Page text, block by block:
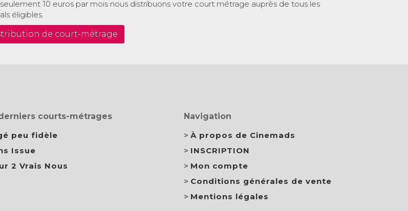
10 euros par mois nous distribuons votre court métrage auprès de tous les
éligibles.
de court-métrage
courts-métrages
peu fidèle
Issue
2 Vrais Nous
Navigation
À propos de Cinemads
INSCRIPTION
Mon compte
Conditions générales de vente
Mentions légales